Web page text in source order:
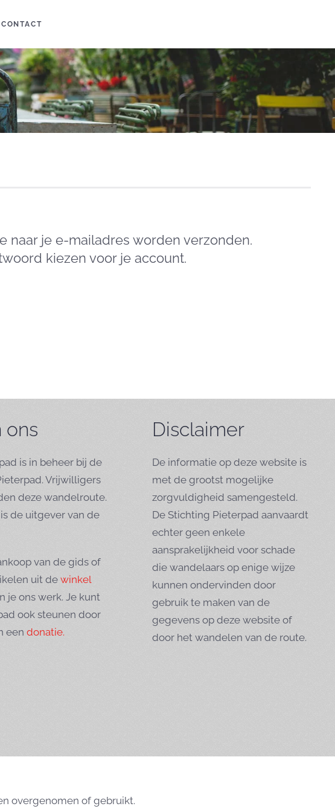
CONTACT
naar je e-mailadres worden verzonden.
kiezen voor je account.
ons
is in beheer bij de
Vrijwilligers
deze wandelroute.
is de uitgever van de
van de gids of
uit de winkel
je ons werk. Je kunt
ook steunen door
een donatie.
Disclaimer
De informatie op deze website is
met de grootst mogelijke
zorgvuldigheid samengesteld.
De Stichting Pieterpad aanvaardt
echter geen enkele
aansprakelijkheid voor schade
die wandelaars op enige wijze
kunnen ondervinden door
gebruik te maken van de
gegevens op deze website of
door het wandelen van de route.
overgenomen of gebruikt.